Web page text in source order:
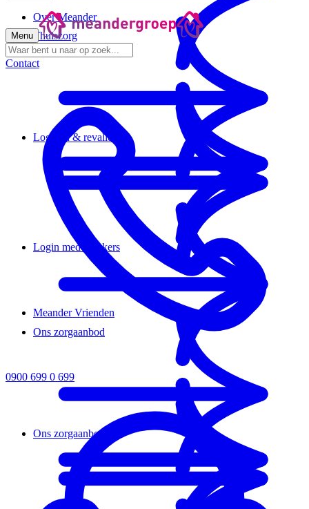
Thuiszorg
Ons zorgaanbod
Logeren & revalideren
Ons zorgaanbod
Login medewerkers
Over Meander
Meander Vrienden
Menu
Contact
0900 699 0 699